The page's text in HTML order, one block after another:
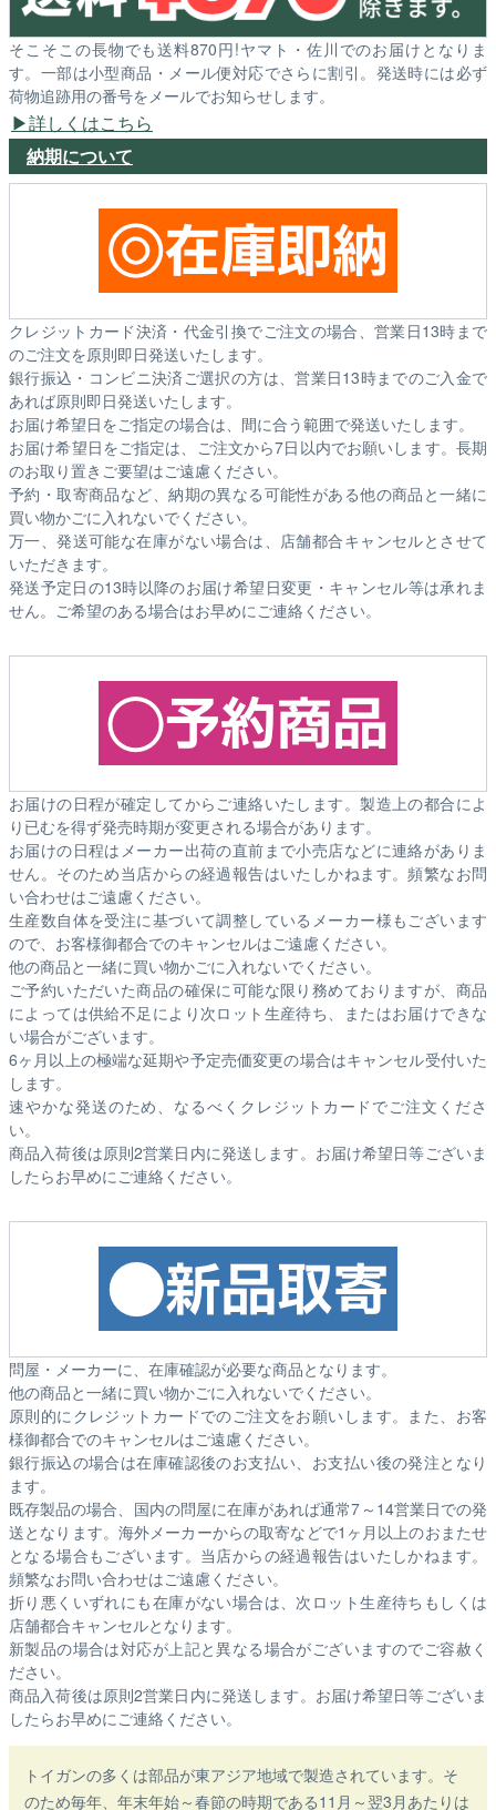
そこそこの長物でも送料870円!ヤマト・佐川でのお届けとなりま
す。一部は小型商品・メール便対応でさらに割引。発送時には必ず
荷物追跡用の番号をメールでお知らせします。
詳しくはこちら
納期について
クレジットカード決済・代金引換でご注文の場合、営業日13時まで
のご注文を原則即日発送いたします。
銀行振込・コンビニ決済ご選択の方は、営業日13時までのご入金で
あれば原則即日発送いたします。
お届け希望日をご指定の場合は、間に合う範囲で発送いたします。
お届け希望日をご指定は、ご注文から7日以内でお願いします。長期
のお取り置きご要望はご遠慮ください。
予約・取寄商品など、納期の異なる可能性がある他の商品と一緒に
買い物かごに入れないでください。
万一、発送可能な在庫がない場合は、店舗都合キャンセルとさせて
いただきます。
発送予定日の13時以降のお届け希望日変更・キャンセル等は承れま
せん。ご希望のある場合はお早めにご連絡ください。
お届けの日程が確定してからご連絡いたします。製造上の都合によ
り已むを得ず発売時期が変更される場合があります。
お届けの日程はメーカー出荷の直前まで小売店などに連絡がありま
せん。そのため当店からの経過報告はいたしかねます。頻繁なお問
い合わせはご遠慮ください。
生産数自体を受注に基づいて調整しているメーカー様もございます
ので、お客様御都合でのキャンセルはご遠慮ください。
他の商品と一緒に買い物かごに入れないでください。
ご予約いただいた商品の確保に可能な限り務めておりますが、商品
によっては供給不足により次ロット生産待ち、またはお届けできな
い場合がございます。
6ヶ月以上の極端な延期や予定売価変更の場合はキャンセル受付いた
します。
速やかな発送のため、なるべくクレジットカードでご注文くださ
い。
商品入荷後は原則2営業日内に発送します。お届け希望日等ございま
したらお早めにご連絡ください。
問屋・メーカーに、在庫確認が必要な商品となります。
他の商品と一緒に買い物かごに入れないでください。
原則的にクレジットカードでのご注文をお願いします。また、お客
様御都合でのキャンセルはご遠慮ください。
銀行振込の場合は在庫確認後のお支払い、お支払い後の発注となり
ます。
既存製品の場合、国内の問屋に在庫があれば通常7～14営業日での発
送となります。海外メーカーからの取寄などで1ヶ月以上のおまたせ
となる場合もございます。 当店からの経過報告はいたしかねます。
頻繁なお問い合わせはご遠慮ください。
折り悪くいずれにも在庫がない場合は、次ロット生産待ちもしくは
店舗都合キャンセルとなります。
新製品の場合は対応が上記と異なる場合がございますのでご容赦く
ださい。
商品入荷後は原則2営業日内に発送します。お届け希望日等ございま
したらお早めにご連絡ください。
トイガンの多くは部品が東アジア地域で製造されています。そ
のため毎年、年末年始～春節の時期である11月～翌3月あたりは